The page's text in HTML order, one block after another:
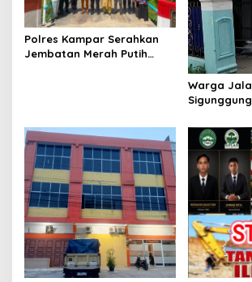
Polres Kampar Serahkan
Jembatan Merah Putih
Warga
Dinilai